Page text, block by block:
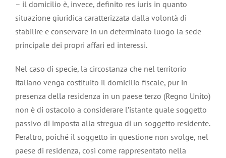
– il domicilio è, invece, definito res iuris in quanto
situazione giuridica caratterizzata dalla volontà di
stabilire e conservare in un determinato luogo la sede
principale dei propri affari ed interessi.
Nel caso di specie, la circostanza che nel territorio
italiano venga costituito il domicilio fiscale, pur in
presenza della residenza in un paese terzo (Regno Unito)
non è di ostacolo a considerare l’istante quale soggetto
passivo di imposta alla stregua di un soggetto residente.
Peraltro, poiché il soggetto in questione non svolge, nel
paese di residenza, così come rappresentato nella